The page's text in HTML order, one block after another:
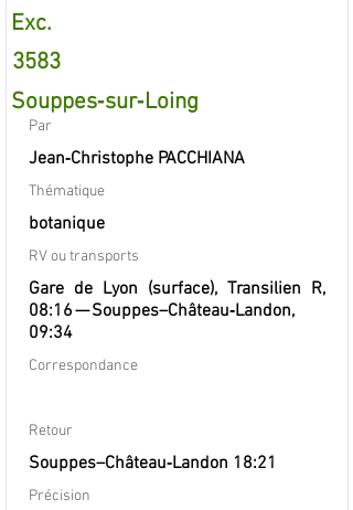
Exc.
3583
Souppes‐sur‐Loing
Par
Jean‐Christophe PACCHIANA
Thématique
botanique
RV ou transports
Gare de Lyon (surface), Transilien R,
08:16 — Souppes–Château‐Landon,
09:34
Correspondance
Retour
Souppes–Château‐Landon 18:21
Précision